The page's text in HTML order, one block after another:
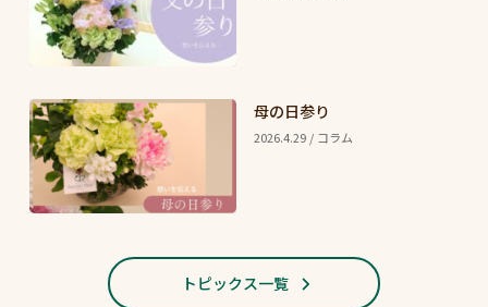
母の日参り
2026.4.29 / コラム
トピックス一覧